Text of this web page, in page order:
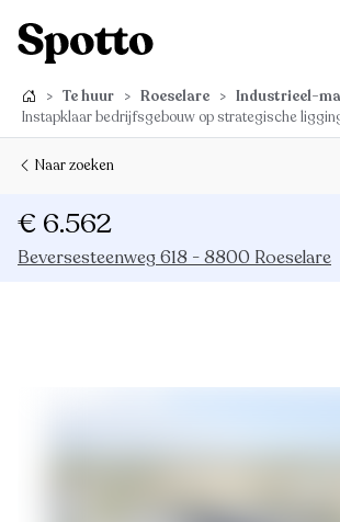
> Te huur > Roeselare > Industrieel-
Naar zoeken
€ 6.562
Beversesteenweg 618 - 8800 Roeselare